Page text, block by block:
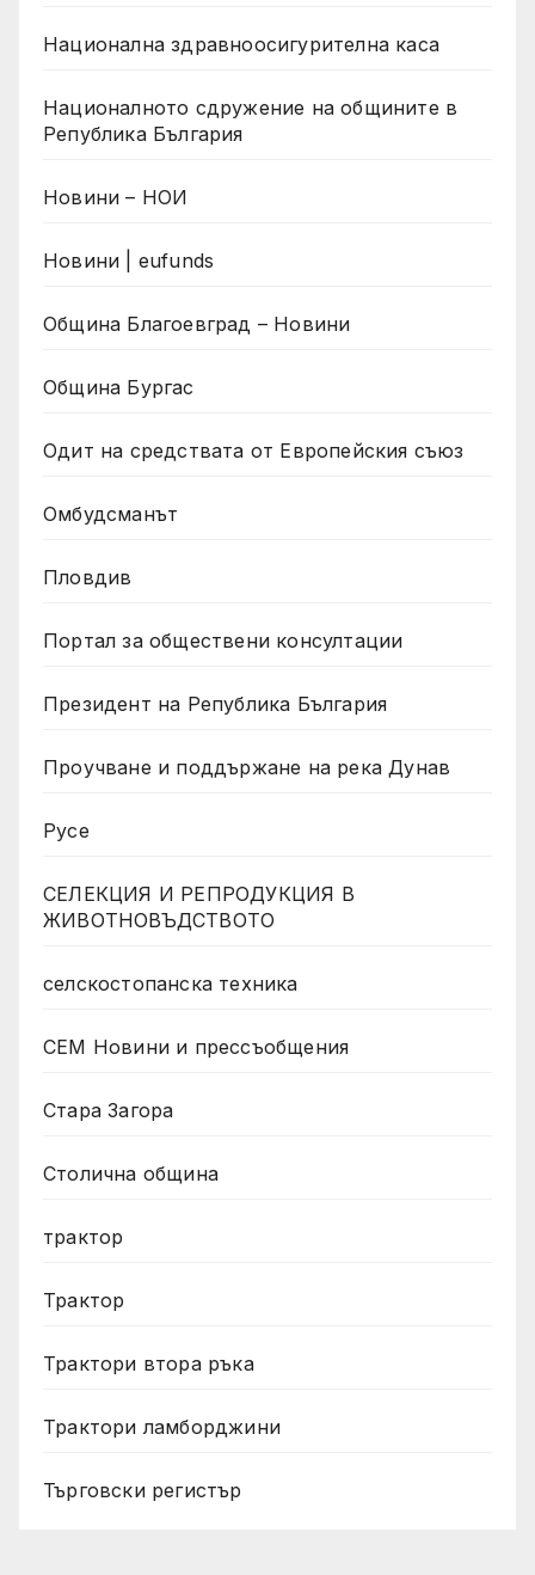
Национална здравноосигурителна каса
Националното сдружение на общините в
Република България
Новини – НОИ
Новини | eufunds
Община Благоевград – Новини
Община Бургас
Одит на средствата от Европейския съюз
Омбудсманът
Пловдив
Портал за обществени консултации
Президент на Република България
Проучване и поддържане на река Дунав
Русе
СЕЛЕКЦИЯ И РЕПРОДУКЦИЯ В
ЖИВОТНОВЪДСТВОТО
селскостопанска техника
СЕМ Новини и прессъобщения
Стара Загора
Столична община
трактор
Трактор
Трактори втора ръка
Трактори ламборджини
Търговски регистър